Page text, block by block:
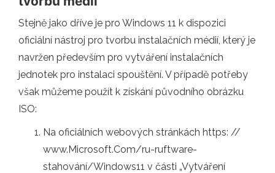
Stejně jako dříve je pro Windows 11 k dispozici
oficiální nástroj pro tvorbu instalačních médií, který je
navržen především pro vytváření instalačních
jednotek pro instalaci spouštění. V případě potřeby
však můžeme použít k získání původního obrázku
ISO:
Na oficiálních webových stránkách https: //
www.Microsoft.Com/ru-ruftware-
stahování/Windows11 v části „Vytváření